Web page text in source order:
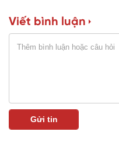
Viết bình luận